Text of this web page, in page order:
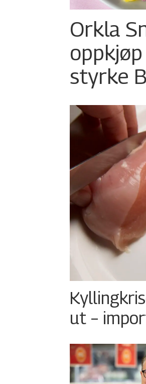
Orkla
styrke
ut –